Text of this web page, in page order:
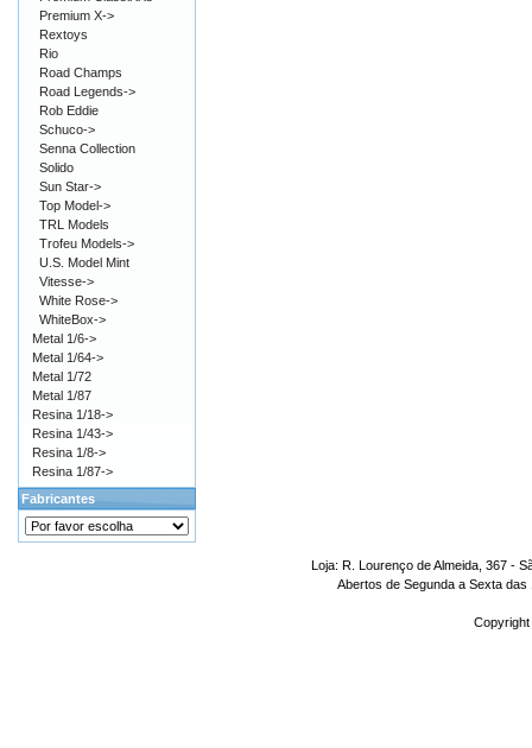
Premium X->
Rextoys
Rio
Road Champs
Road Legends->
Rob Eddie
Schuco->
Senna Collection
Solido
Sun Star->
Top Model->
TRL Models
Trofeu Models->
U.S. Model Mint
Vitesse->
White Rose->
WhiteBox->
Metal 1/6->
Metal 1/64->
Metal 1/72
Metal 1/87
Resina 1/18->
Resina 1/43->
Resina 1/8->
Resina 1/87->
Fabricantes
Loja: R. Lourenço de Almeida, 367 -
Abertos de Segunda a Sexta